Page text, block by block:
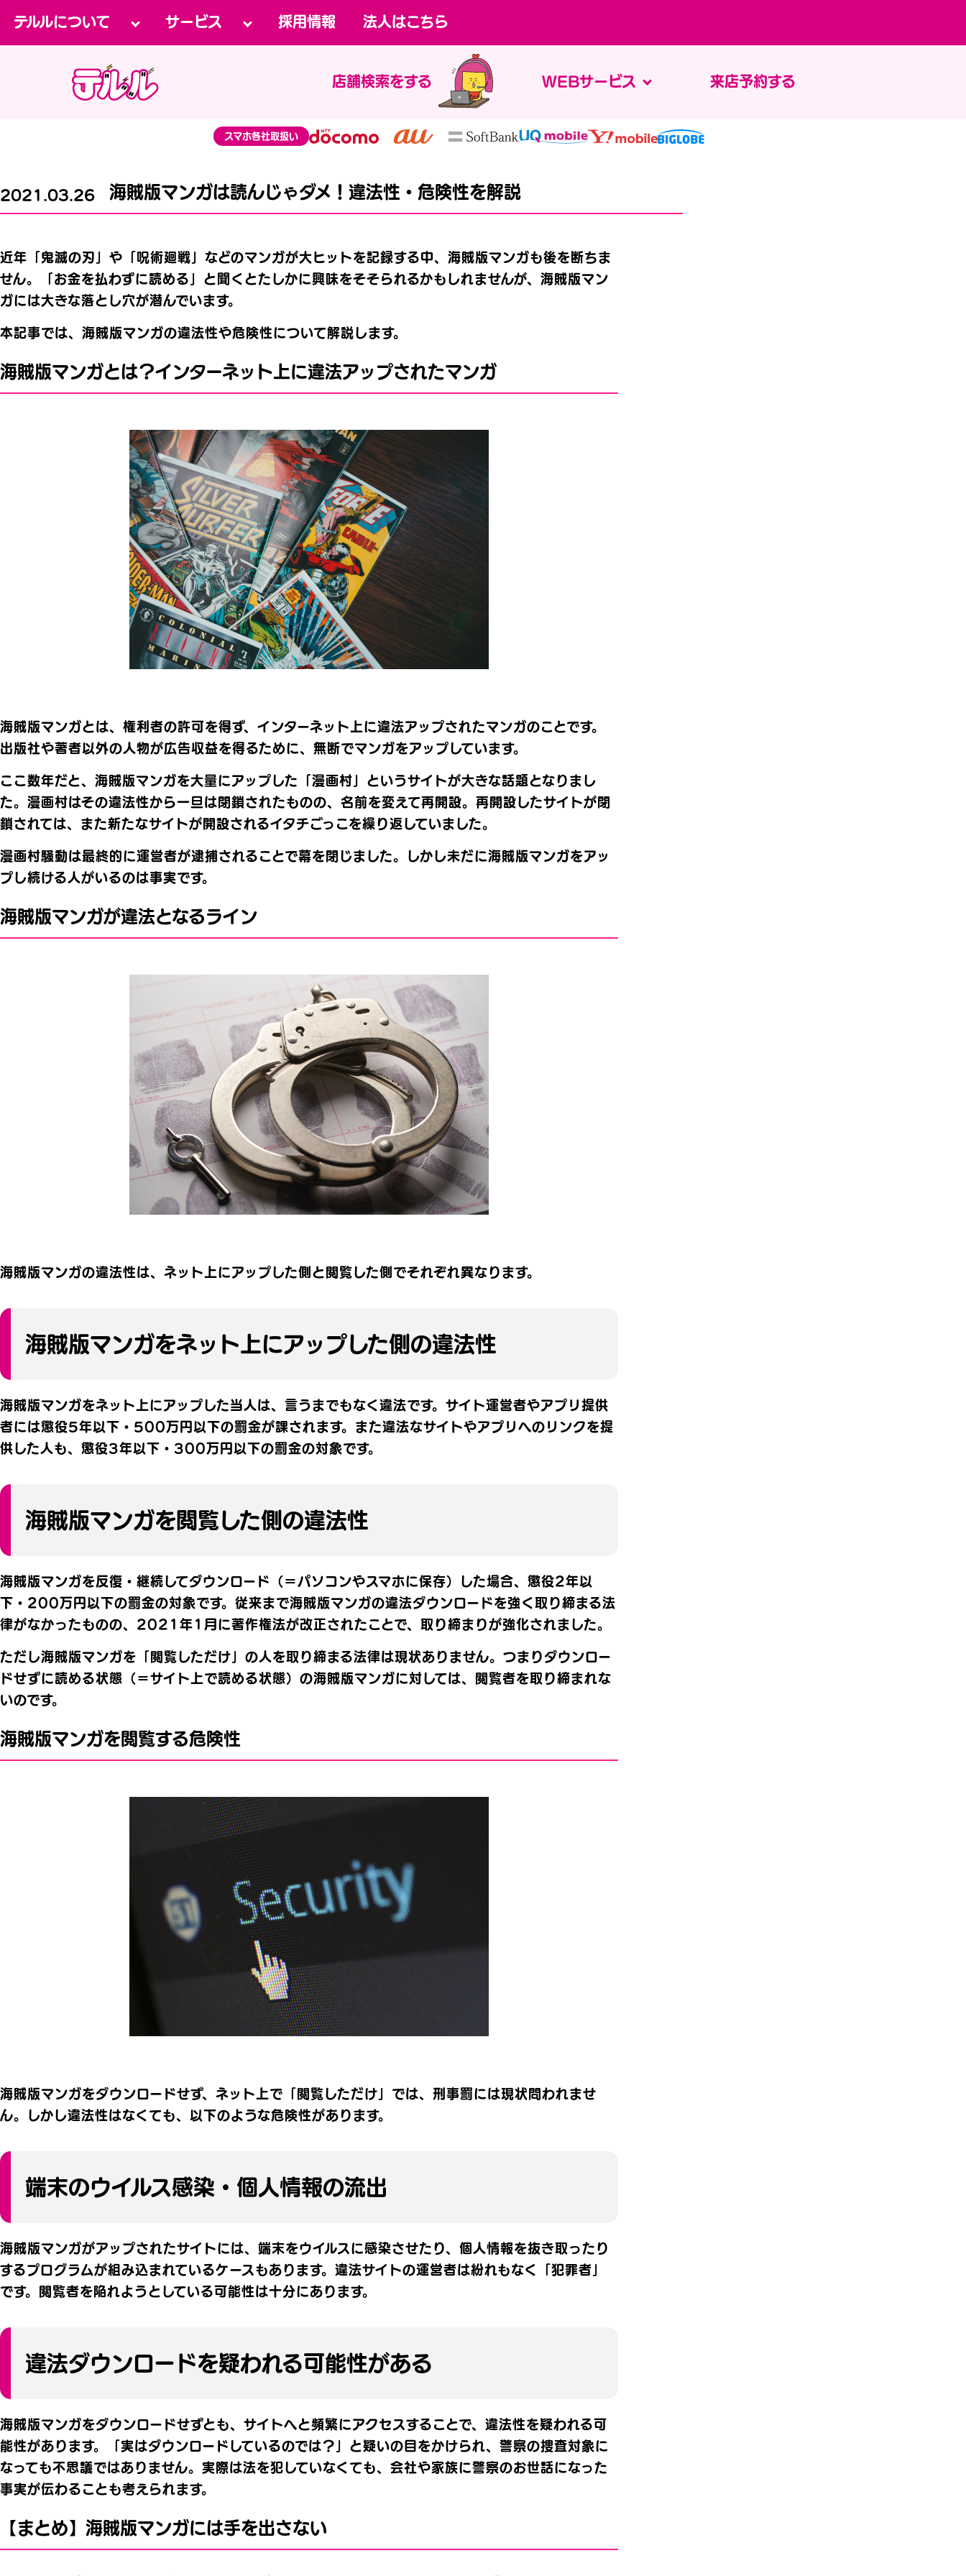
テルルについて サービス 採用情報 法人はこちら
店舗検索をする WEBサービス 来店予約する
スマホ各社取扱い
2021.03.26 海賊版マンガは読んじゃダメ！違法性・危険性を解説
近年「鬼滅の刃」や「呪術廻戦」などのマンガが大ヒットを記録する中、海賊版マンガも後を断ちま
せん。「お金を払わずに読める」と聞くとたしかに興味をそそられるかもしれませんが、海賊版マン
ガには大きな落とし穴が潜んでいます。
本記事では、海賊版マンガの違法性や危険性について解説します。
海賊版マンガとは？インターネット上に違法アップされたマンガ
海賊版マンガとは、権利者の許可を得ず、インターネット上に違法アップされたマンガのことです。
出版社や著者以外の人物が広告収益を得るために、無断でマンガをアップしています。
ここ数年だと、海賊版マンガを大量にアップした「漫画村」というサイトが大きな話題となりまし
た。漫画村はその違法性から一旦は閉鎖されたものの、名前を変えて再開設。再開設したサイトが閉
鎖されては、また新たなサイトが開設されるイタチごっこを繰り返していました。
漫画村騒動は最終的に運営者が逮捕されることで幕を閉じました。しかし未だに海賊版マンガをアッ
プし続ける人がいるのは事実です。
海賊版マンガが違法となるライン
海賊版マンガの違法性は、ネット上にアップした側と閲覧した側でそれぞれ異なります。
海賊版マンガをネット上にアップした側の違法性
海賊版マンガをネット上にアップした当人は、言うまでもなく違法です。サイト運営者やアプリ提供
者には懲役5年以下・500万円以下の罰金が課されます。また違法なサイトやアプリへのリンクを提
供した人も、懲役3年以下・300万円以下の罰金の対象です。
海賊版マンガを閲覧した側の違法性
海賊版マンガを反復・継続してダウンロード（＝パソコンやスマホに保存）した場合、懲役2年以
下・200万円以下の罰金の対象です。従来まで海賊版マンガの違法ダウンロードを強く取り締まる法
律がなかったものの、2021年1月に著作権法が改正されたことで、取り締まりが強化されました。
ただし海賊版マンガを「閲覧しただけ」の人を取り締まる法律は現状ありません。つまりダウンロー
ドせずに読める状態（＝サイト上で読める状態）の海賊版マンガに対しては、閲覧者を取り締まれな
いのです。
海賊版マンガを閲覧する危険性
海賊版マンガをダウンロードせず、ネット上で「閲覧しただけ」では、刑事罰には現状問われませ
ん。しかし違法性はなくても、以下のような危険性があります。
端末のウイルス感染・個人情報の流出
海賊版マンガがアップされたサイトには、端末をウイルスに感染させたり、個人情報を抜き取ったり
するプログラムが組み込まれているケースもあります。違法サイトの運営者は紛れもなく「犯罪者」
です。閲覧者を陥れようとしている可能性は十分にあります。
違法ダウンロードを疑われる可能性がある
海賊版マンガをダウンロードせずとも、サイトへと頻繁にアクセスすることで、違法性を疑われる可
能性があります。「実はダウンロードしているのでは？」と疑いの目をかけられ、警察の捜査対象に
なっても不思議ではありません。実際は法を犯していなくても、会社や家族に警察のお世話になった
事実が伝わることも考えられます。
【まとめ】海賊版マンガには手を出さない